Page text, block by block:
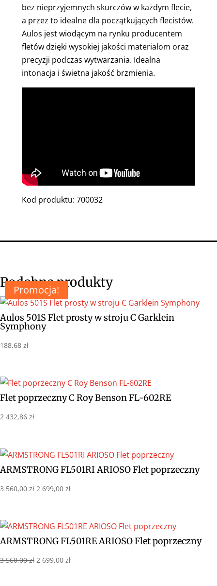
bez nieprzyjemnych skurczów w każdym flecie,
a przez to idealne dla początkujących flecistów.
Aulos jest wiodącym na rynku producentem
fletów dzięki wysokiej jakości materiałom oraz
precyzji podczas wytwarzania. Idealna
intonacja i świetna jakość brzmienia.
Kod produktu: 700032
Podobne produkty
Aulos 501S Flet prosty w stroju C Garklein
Symphony
188,68 zł
Flet poprzeczny C Roy Benson FL-602RE
2 432,86 zł
Promocja!
ARMSTRONG FL501RI ARIOSO Flet poprzeczny
3 560,00zł Pierwotna
3
560,00 zł.
2 699,00 złAktualna
2
699,00 zł.
Promocja!
ARMSTRONG FL501RE ARIOSO Flet poprzeczny
3 560,00zł Pierwotna
2 699,00 złAktualna